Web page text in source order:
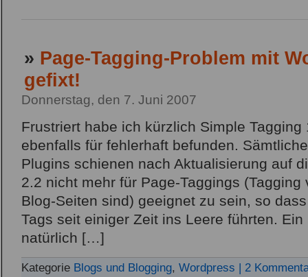
» Page-Tagging-Problem mit
gefixt!
Donnerstag, den 7. Juni 2007
Frustriert habe ich kürzlich Simple
ebenfalls für fehlerhaft befunden.
Plugins schienen nach Aktualisierung auf
2.2 nicht mehr für Page-Taggings
Blog-Seiten sind) geeignet zu sein, so
Tags seit einiger Zeit ins Leere führten.
natürlich […]
Kategorie Blogs und Blogging, Wordpress | 2